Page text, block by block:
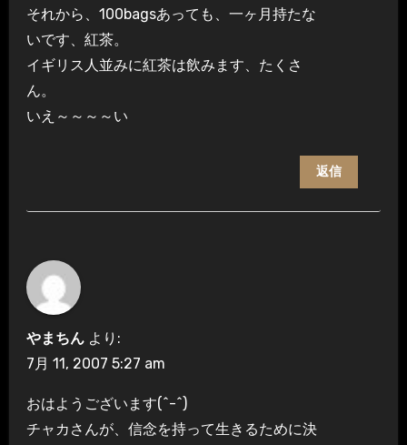
それから、100bagsあっても、一ヶ月持たな
いです、紅茶。
イギリス人並みに紅茶は飲みます、たくさ
ん。
いえ～～～～い
返信
やまちん より:
7月 11, 2007 5:27 am
おはようございます(^-^)
チャカさんが、信念を持って生きるために決